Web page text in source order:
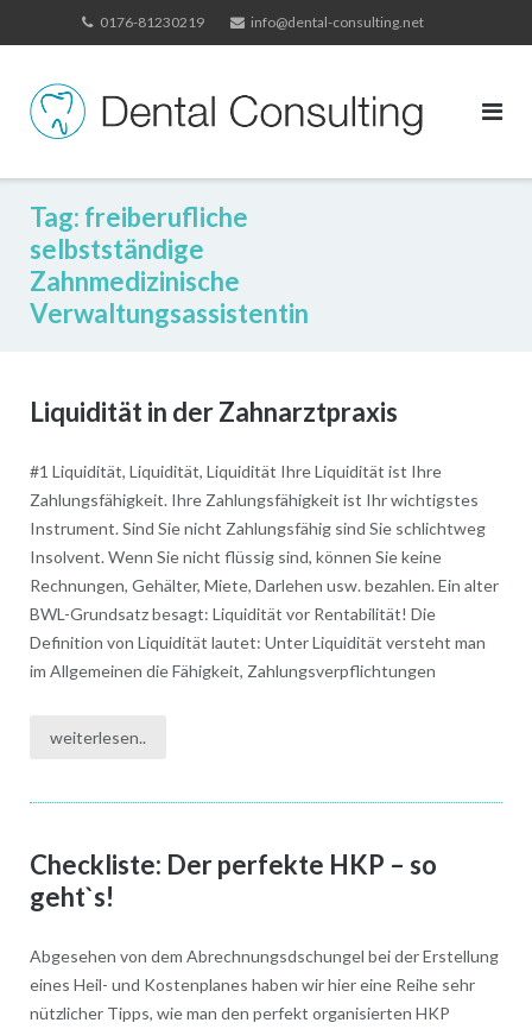
to
0176-81230219 info@dental-consulting.net
Tag: freiberufliche
selbstständige
Zahnmedizinische
Verwaltungsassistentin
Liquidität in der Zahnarztpraxis
#1 Liquidität, Liquidität, Liquidität Ihre Liquidität ist Ihre
Zahlungsfähigkeit. Ihre Zahlungsfähigkeit ist Ihr wichtigstes
Instrument. Sind Sie nicht Zahlungsfähig sind Sie schlichtweg
Insolvent. Wenn Sie nicht flüssig sind, können Sie keine
Rechnungen, Gehälter, Miete, Darlehen usw. bezahlen. Ein alter
BWL-Grundsatz besagt: Liquidität vor Rentabilität! Die
Definition von Liquidität lautet: Unter Liquidität versteht man
im Allgemeinen die Fähigkeit, Zahlungsverpflichtungen
weiterlesen..
Checkliste: Der perfekte HKP – so
geht`s!
Abgesehen von dem Abrechnungsdschungel bei der Erstellung
eines Heil- und Kostenplanes haben wir hier eine Reihe sehr
nützlicher Tipps, wie man den perfekt organisierten HKP